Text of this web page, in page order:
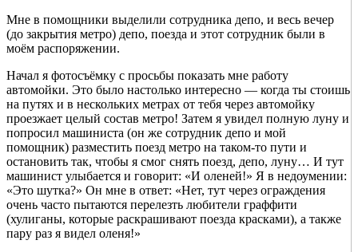
Мне в помощники выделили сотрудника депо, и весь вечер
(до закрытия метро) депо, поезда и этот сотрудник были в
моём распоряжении.
Начал я фотосъёмку с просьбы показать мне работу
автомойки. Это было настолько интересно — когда ты стоишь
на путях и в нескольких метрах от тебя через автомойку
проезжает целый состав метро! Затем я увидел полную луну и
попросил машиниста (он же сотрудник депо и мой
помощник) разместить поезд метро на таком-то пути и
остановить так, чтобы я смог снять поезд, депо, луну… И тут
машинист улыбается и говорит: «И оленей!» Я в недоумении:
«Это шутка?» Он мне в ответ: «Нет, тут через ограждения
очень часто пытаются перелезть любители граффити
(хулиганы, которые раскрашивают поезда красками), а также
пару раз я видел оленя!»